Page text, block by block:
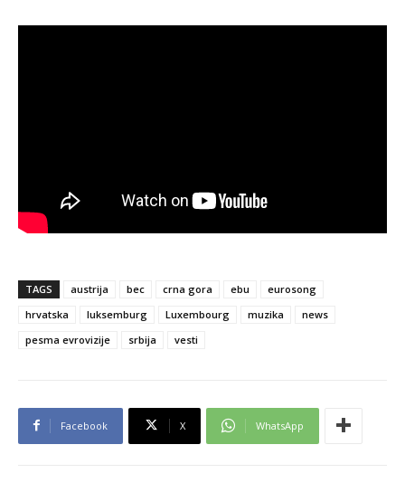
TAGS austrija bec crna gora ebu
eurosong
hrvatska
luksemburg Luxembourg muzika
news
pesma evrovizije
srbija vesti
Facebook X WhatsApp